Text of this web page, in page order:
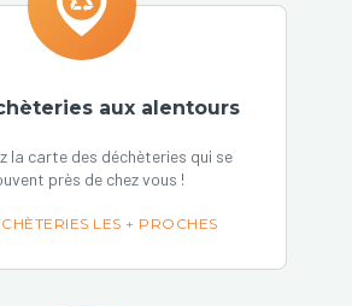
aux alentours
la carte des déchèteries qui se
près de chez vous !
LES + PROCHES